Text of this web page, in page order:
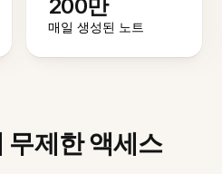
200만
매일 생성된 노트
무제한 액세스